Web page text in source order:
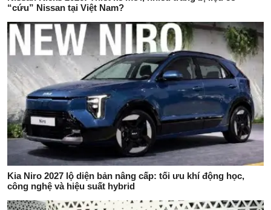
“cứu” Nissan tại Việt Nam?
Kia Niro 2027 lộ diện bản nâng cấp: tối ưu khí động học,
công nghệ và hiệu suất hybrid